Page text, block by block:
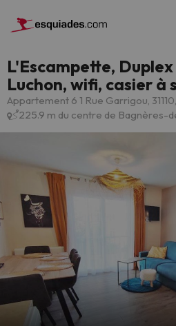
L'Escampette,
Luchon, wifi, casier à
Appartement 6 1 Rue Garrigou,
225.9 m du centre de Bagnères-